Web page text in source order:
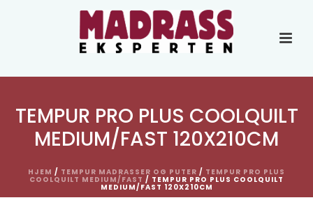
TEMPUR PRO PLUS COOLQUILT
MEDIUM/FAST 120X210CM
HJEM / TEMPUR MADRASSER OG PUTER / TEMPUR PRO PLUS
COOLQUILT MEDIUM/FAST / TEMPUR PRO PLUS COOLQUILT
MEDIUM/FAST 120X210CM